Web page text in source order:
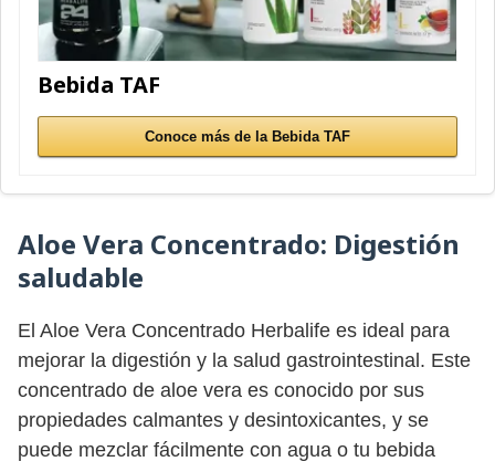
Bebida TAF
Conoce más de la Bebida TAF
Aloe Vera Concentrado: Digestión
saludable
El Aloe Vera Concentrado Herbalife es ideal para
mejorar la digestión y la salud gastrointestinal. Este
concentrado de aloe vera es conocido por sus
propiedades calmantes y desintoxicantes, y se
puede mezclar fácilmente con agua o tu bebida